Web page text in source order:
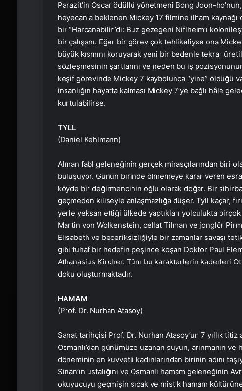
Parazit’in Oscar ödüllü yönetmeni Bong Joon-
heyecanla beklenen Mickey 17 filmine ilham kaynağı
bir “Harcanabilir”di: Buz gezegeni Niflheim’ı
bir çalışanı. Eğer bir görev çok tehlikeliyse ona
büyük kısmını koruyarak yeni bir bedenle tekrar
sözleşmesinin şartlarını ve neden bu iş
keşif görevinde Mickey 7 kaybolunca “yine” öldüğü
insanlığın hayatta kalması Mickey 7’ye bağlı hâle
kurtulabilirse.
TYLL
(Daniel Kehlmann)
Alman fabl geleneğinin gerçek mirasçılarından biri
buluşuyor. Günün birinde ölmemeye karar veren
köyde bir değirmencinin oğlu olarak doğar. Bir
geçmeden kiliseyle anlaşmazlığa düşer. Tyll kaçar,
yerle yeksan ettiği ülkede yaptıkları yolculukta birçok
Martin von Wolkenstein, cellat Tilman ve jonglör
Elisabeth ve beceriksizliğiyle bir zamanlar savaşı
gibi tuhaf bir hedefin peşinde koşan Doktor Paul
Athanasius Kircher. Tüm bu karakterlerin kaderleri
doku oluşturmaktadır.
HAMAM
(Prof. Dr. Nurhan Atasoy)
Sanat tarihçisi Prof. Dr. Nurhan Atasoy’un 7 yıllık titiz
Osmanlı’dan günümüze uzanan suyun, arınmanın
döneminin en kuvvetli kadınlarından birinin adını
Sinan’ın ustalığını ve Osmanlı hamam geleneğinin
okuyucuyu geçmişin sıcak ve mistik hamam